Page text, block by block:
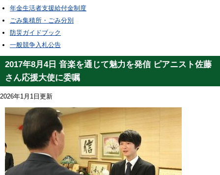
年金生活者支援給付金制度
ごみ集積所・ごみ分別
防災ガイドブック
一般競争入札公告
2017年8月4日 音楽を通じて魅力を発信 ピアニスト佐藤
さん応援大使に委嘱
2026年1月1日更新